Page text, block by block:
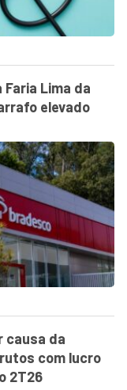
Faria Lima da
elevado
causa da
com lucro
2T26